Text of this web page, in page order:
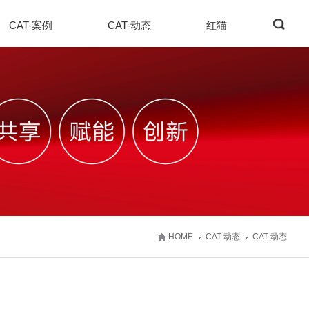
CAT-案例 CAT-动态 红猫
HOME CAT-动态 CAT-动态